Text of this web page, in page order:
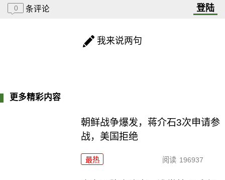
0 条评论 登陆
我来说两句
更多精彩内容
朝鲜战争爆发，蒋介石3次申请参
战，美国拒绝
最热 阅读 196937